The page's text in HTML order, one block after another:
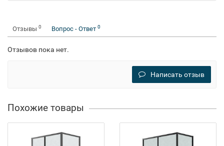
Отзывы 0 Вопрос - Ответ 0
Отзывов пока нет.
Написать отзыв
Похожие товары